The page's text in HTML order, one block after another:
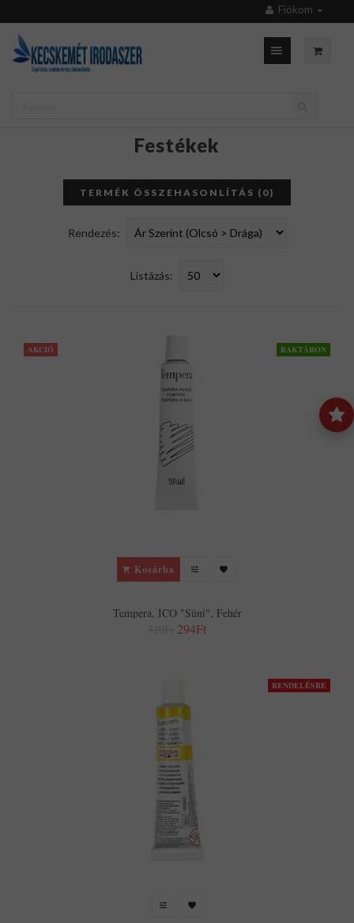
Fiókom
Festékek
TERMÉK ÖSSZEHASONLÍTÁS (0)
Rendezés:
Listázás:
AKCIÓ RAKTÁRON
Kosárba
Tempera, ICO "Süni", Fehér
294Ft
RENDELÉSRE